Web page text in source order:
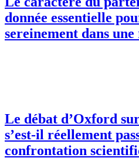
donnée essentielle
sereinement dans
Le débat d’Oxford
s’est-il réellement
confrontation